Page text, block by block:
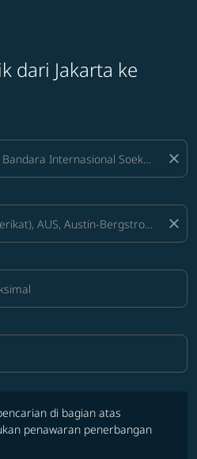
dari Jakarta ke
close
close
Selected
di bagian atas
penawaran penerbangan